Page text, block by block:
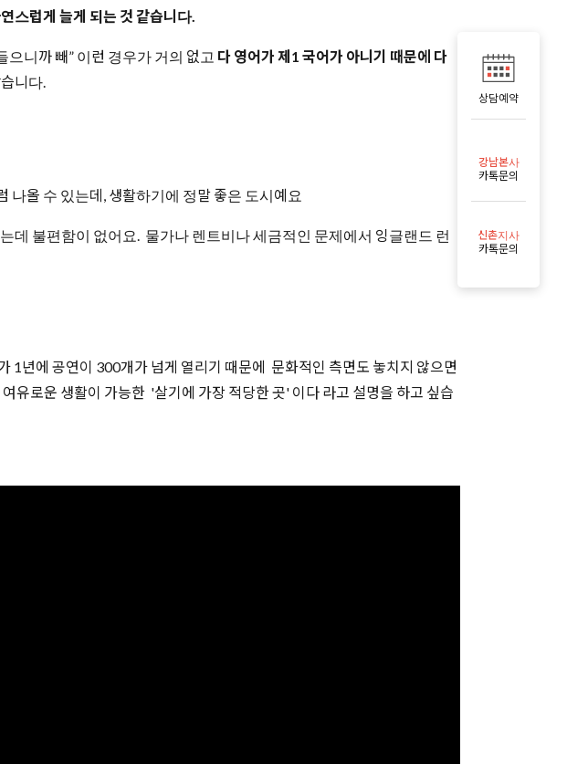
상담예약
강남본사
카톡문의
신촌지사
카톡문의
스럽게 늘게 되는 것 같습니다.
으니까 빼” 이런 경우가 거의 없고 다 영어가 제1 국어가 아니기 때문에 다
니다.
올 수 있는데, 생활하기에 정말 좋은 도시예요
데 불편함이 없어요. 물가나 렌트비나 세금적인 문제에서 잉글랜드 런
1년에 공연이 300개가 넘게 열리기 때문에 문화적인 측면도 놓치지 않으면
유로운 생활이 가능한 '살기에 가장 적당한 곳' 이다 라고 설명을 하고 싶습